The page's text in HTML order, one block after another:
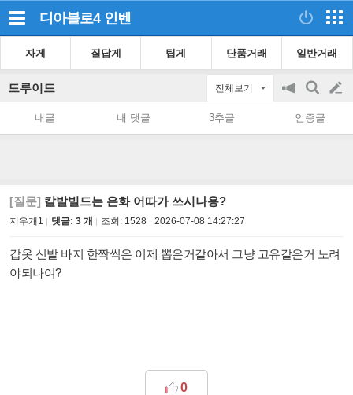
디아블로4 인벤
자게 질답게 팁게 단품거래 일반거래
드루이드 전체보기
공
on/off
검
색
글
쓰
내글 내 댓글 3추글 인증글
[질문] 칼발빌드는 은화 어따가 쓰시나용?
지우개1 댓글: 3 개 조회: 1528 2026-07-08 14:27:27
갑옷 신발 바지 한짝씩은 이제 뽑은거같아서 그냥 고유같은거 노려
야되나여?
0